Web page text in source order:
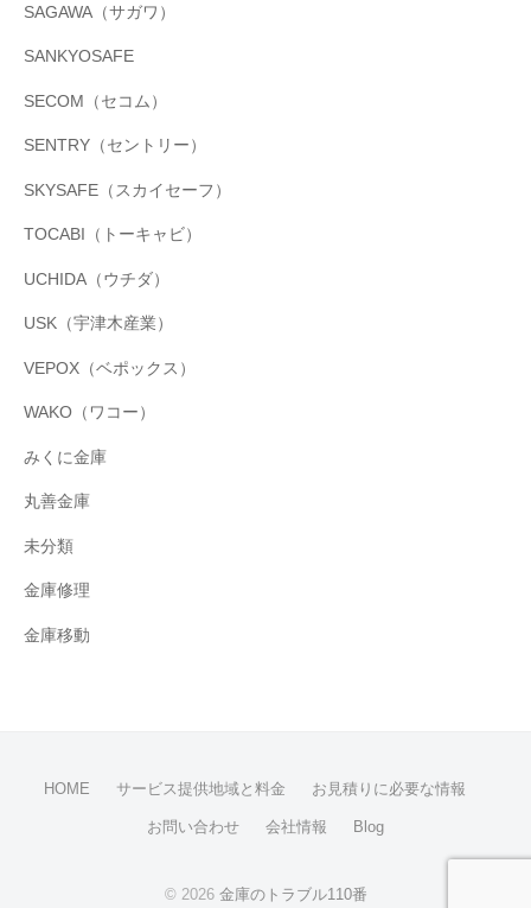
SAGAWA（サガワ）
SANKYOSAFE
SECOM（セコム）
SENTRY（セントリー）
SKYSAFE（スカイセーフ）
TOCABI（トーキャビ）
UCHIDA（ウチダ）
USK（宇津木産業）
VEPOX（ベポックス）
WAKO（ワコー）
みくに金庫
丸善金庫
未分類
金庫修理
金庫移動
HOME サービス提供地域と料金 お見積りに必要な情報
お問い合わせ 会社情報 Blog
© 2026 金庫のトラブル110番